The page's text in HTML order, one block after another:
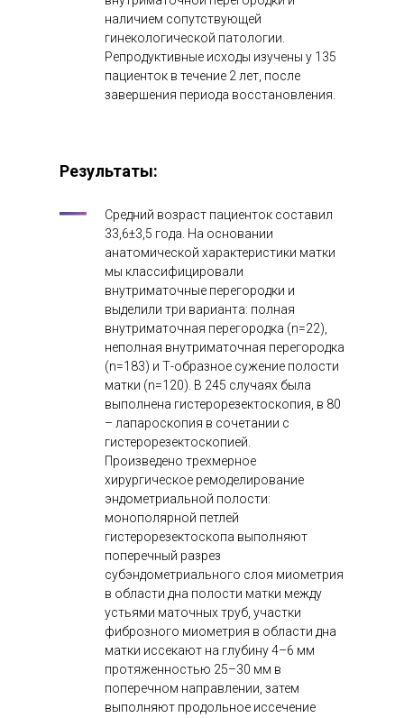
Результаты:
Средний возраст пациенток составил
33,6±3,5 года. На основании
анатомической характеристики матки
мы классифицировали
внутриматочные перегородки и
выделили три варианта: полная
внутриматочная перегородка (n=22),
неполная внутриматочная перегородка
(n=183) и Т-образное сужение полости
матки (n=120). В 245 случаях была
выполнена гистерорезектоскопия, в 80
– лапароскопия в сочетании с
гистерорезектоскопией.
Произведено трехмерное
хирургическое ремоделирование
эндометриальной полости:
монополярной петлей
гистерорезектоскопа выполняют
поперечный разрез
субэндометриального слоя миометрия
в области дна полости матки между
устьями маточных труб, участки
фиброзного миометрия в области дна
матки иссекают на глубину 4–6 мм
протяженностью 25–30 мм в
поперечном направлении, затем
выполняют продольное иссечение
наличием сопутствующей
гинекологической патологии.
Репродуктивные исходы изучены у 135
пациенток в течение 2 лет, после
завершения периода восстановления.